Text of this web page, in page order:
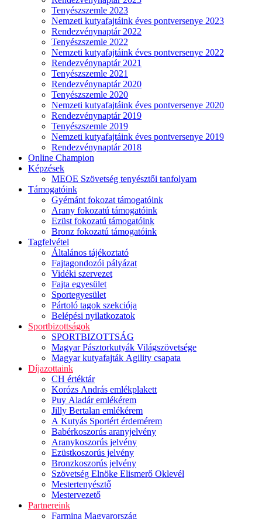
Tenyészszemle 2023
Nemzeti kutyafajtáink éves pontversenye 2023
Rendezvénynaptár 2022
Tenyészszemle 2022
Nemzeti kutyafajtáink éves pontversenye 2022
Rendezvénynaptár 2021
Tenyészszemle 2021
Rendezvénynaptár 2020
Tenyészszemle 2020
Nemzeti kutyafajtáink éves pontversenye 2020
Rendezvénynaptár 2019
Tenyészszemle 2019
Nemzeti kutyafajtáink éves pontversenye 2019
Rendezvénynaptár 2018
Online Champion
Képzések
MEOE Szövetség tenyésztői tanfolyam
Támogatóink
Gyémánt fokozat támogatóink
Arany fokozatú támogatóink
Ezüst fokozatú támogatóink
Bronz fokozatú támogatóink
Tagfelvétel
Általános tájékoztató
Fajtagondozói pályázat
Vidéki szervezet
Fajta egyesület
Sportegyesület
Pártoló tagok szekciója
Belépési nyilatkozatok
Sportbizottságok
SPORTBIZOTTSÁG
Magyar Pásztorkutyák Világszövetsége
Magyar kutyafajták Agility csapata
Díjazottaink
CH értéktár
Korózs András emlékplakett
Puy Aladár emlékérem
Jilly Bertalan emlékérem
A Kutyás Sportért érdemérem
Babérkoszorús aranyjelvény
Aranykoszorús jelvény
Ezüstkoszorús jelvény
Bronzkoszorús jelvény
Szövetség Elnöke Elismerő Oklevél
Mestertenyésztő
Mestervezető
Partnereink
Farmina Magyarország